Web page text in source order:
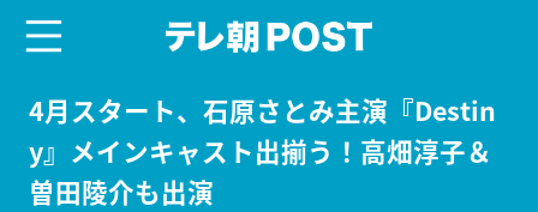
4月スタート、石原さとみ主演『Destin
y』メインキャスト出揃う！高畑淳子＆
曽田陵介も出演